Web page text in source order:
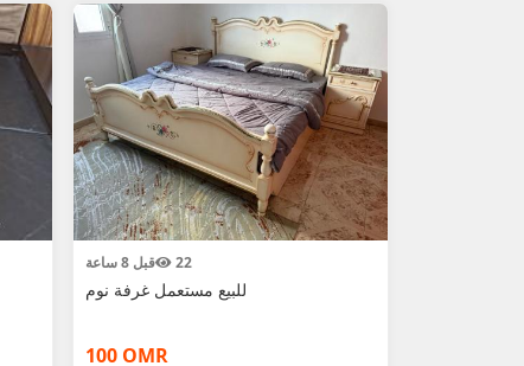
قبل 8 ساعة 22
للبيع مستعمل غرفة نوم
100 OMR